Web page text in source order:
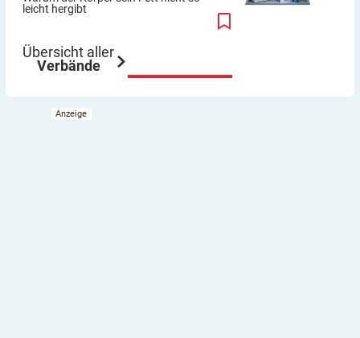
leicht hergibt
Übersicht aller
Verbände